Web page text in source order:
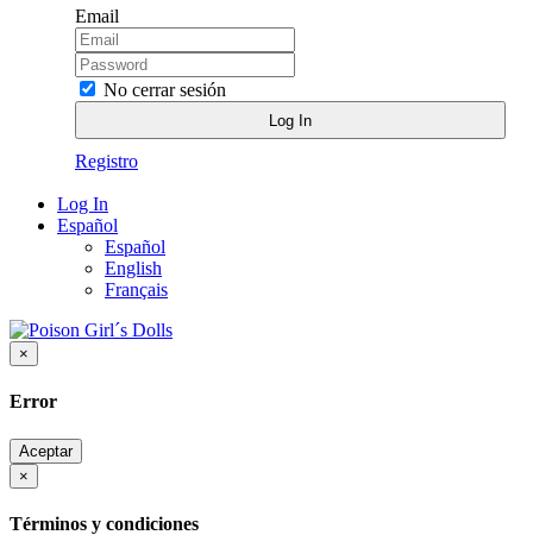
Email
No cerrar sesión
Registro
Log In
Español
Español
English
Français
×
Error
Aceptar
×
Términos y condiciones